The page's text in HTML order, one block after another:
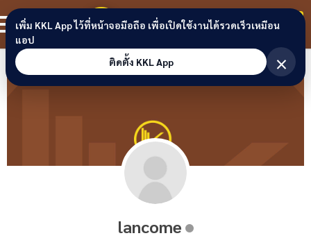
Skip to content
ขอนแก่นลิงก์ สมาชิก
lancome
เพิ่ม KKL App ไว้ที่หน้าจอมือถือ เพื่อเปิดใช้งานได้รวดเร็วเหมือน
แอป
ติดตั้ง KKL App
×